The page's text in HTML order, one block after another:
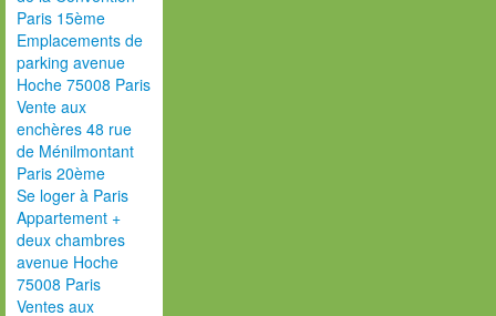
Paris 15ème
Emplacements de
parking avenue
Hoche 75008 Paris
Vente aux
enchères 48 rue
de Ménilmontant
Paris 20ème
Se loger à Paris
Appartement +
deux chambres
avenue Hoche
75008 Paris
Ventes aux